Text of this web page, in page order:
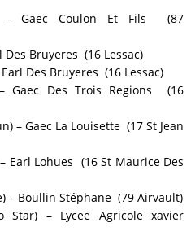
– Gaec Coulon Et Fils (87
Des Bruyeres (16 Lessac)
Des Bruyeres (16 Lessac)
Gaec Des Trois Regions (16
– Gaec La Louisette (17 St Jean
Earl Lohues (16 St Maurice Des
– Boullin Stéphane (79 Airvault)
Star) – Lycee Agricole xavier